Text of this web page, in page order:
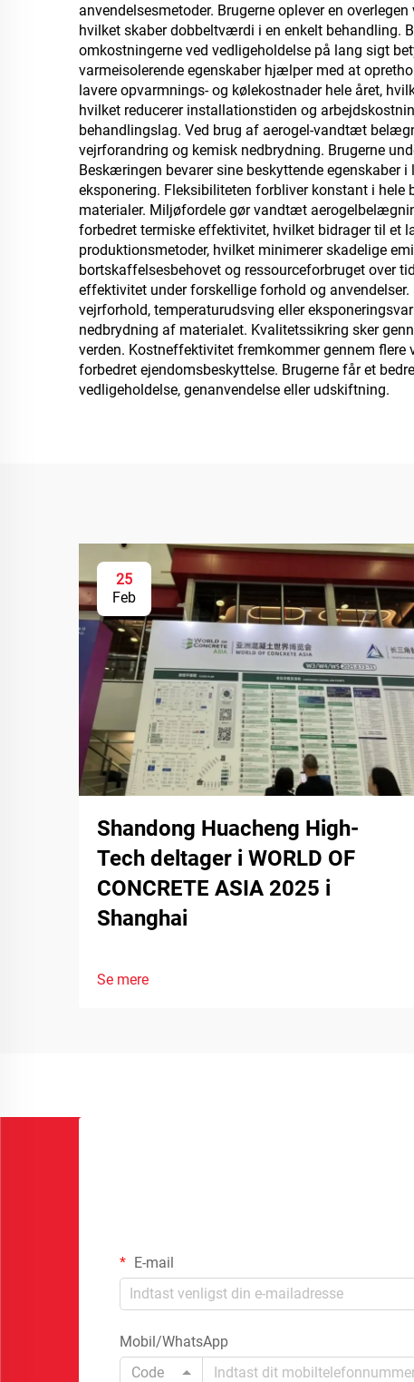
silikone-PU-renovering,
PMA, EPDM,
vand-/oliebaserede
epoxy-underlag,
marmor,
belægningsfliser,
gennemtrængelige
betonoverflader,
køretøjsanvendelser mv.
anvendelsesmetoder. Brugerne oplever en
hvilket skaber dobbeltværdi i en enkelt behandling.
omkostningerne ved vedligeholdelse på lang sigt
varmeisolerende egenskaber hjælper med at
lavere opvarmnings- og kølekostnader hele året,
hvilket reducerer installationstiden og
behandlingslag. Ved brug af aerogel-vandtæt
vejrforandring og kemisk nedbrydning. Brugerne
Beskæringen bevarer sine beskyttende egenskaber
eksponering. Fleksibiliteten forbliver konstant i
materialer. Miljøfordele gør vandtæt
forbedret termiske effektivitet, hvilket bidrager til et
produktionsmetoder, hvilket minimerer skadelige
bortskaffelsesbehovet og ressourceforbruget over
effektivitet under forskellige forhold og
vejrforhold, temperaturudsving eller
nedbrydning af materialet. Kvalitetssikring sker
verden. Kostneffektivitet fremkommer gennem
forbedret ejendomsbeskyttelse. Brugerne får et
vedligeholdelse, genanvendelse eller udskiftning.
25
Feb
Shandong Huacheng High-
Tech deltager i WORLD OF
CONCRETE ASIA 2025 i
Shanghai
Se mere
E-mail
Mobil/WhatsApp
Code